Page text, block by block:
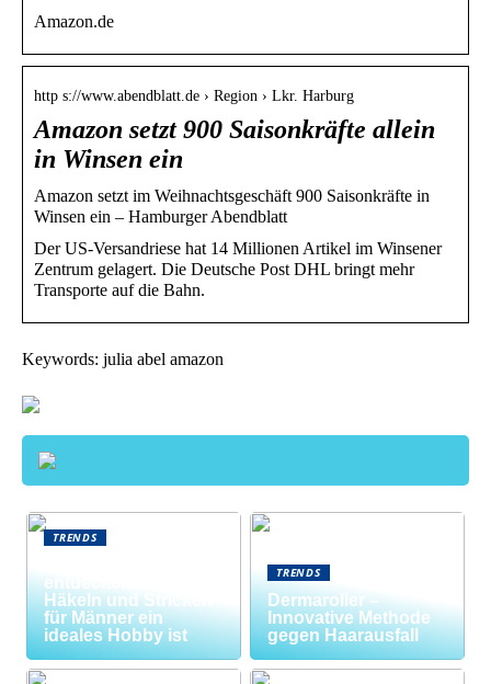
Amazon.de
http s://www.abendblatt.de › Region › Lkr. Harburg
Amazon setzt 900 Saisonkräfte allein
in Winsen ein
Amazon setzt im Weihnachtsgeschäft 900 Saisonkräfte in
Winsen ein – Hamburger Abendblatt
Der US-Versandriese hat 14 Millionen Artikel im Winsener
Zentrum gelagert. Die Deutsche Post DHL bringt mehr
Transporte auf die Bahn.
Keywords: julia abel amazon
TRENDS
entdecken: Warum
Häkeln und Stricken
für Männer ein
ideales Hobby ist
TRENDS
Dermaroller –
Innovative Methode
gegen Haarausfall